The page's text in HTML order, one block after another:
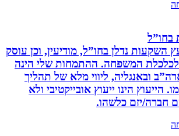
נדלן בחו”ל, מודיעין, וכן עוסק
המשפחה. ההתמחות שלי הינה
ובאנגליה, ליווי מלא של תהליך
הינו ייעוץ אובייקטיבי ולא
יזם כלשהו.